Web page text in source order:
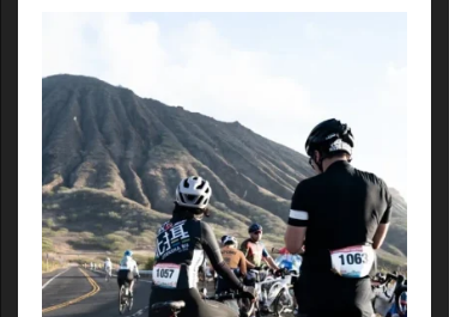
ドの活気こそ、日本に根付ける文化と感じまし
フォトアルバムをお届けします。アメリカからは
ホノルルの「HONOLULU CENTURY RIDE」、ニ
ューヨークの「BIKE NEW YORK」、オーストラ
リアからはポートダグラスの「PORT DOUGLAS
GRAN FONDO FESTIVAL」（*ライドイベントは
2025年で終了）、ブリスベンの「BRISBANE
CYCLING FESTIVAL」です。それぞれイベントの
特色を活かしたコースや風景をどうぞお楽しみく
ださい。 目次 1 HONOLULU CENTURY RIDE2
BIKE NEW YORK (Five Boro Bike Tour)3 PORT
DOUGLAS GRAN FONDO FESTIVAL4 BRISBANE